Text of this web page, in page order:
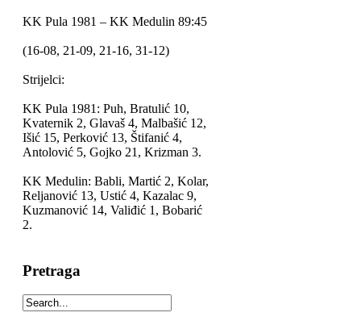
KK Pula 1981 – KK Medulin 89:45
(16-08, 21-09, 21-16, 31-12)
Strijelci:
KK Pula 1981: Puh, Bratulić 10,
Kvaternik 2, Glavaš 4, Malbašić 12,
Išić 15, Perković 13, Štifanić 4,
Antolović 5, Gojko 21, Krizman 3.
KK Medulin: Babli, Martić 2, Kolar,
Reljanović 13, Ustić 4, Kazalac 9,
Kuzmanović 14, Valiđić 1, Bobarić
2.
Pretraga